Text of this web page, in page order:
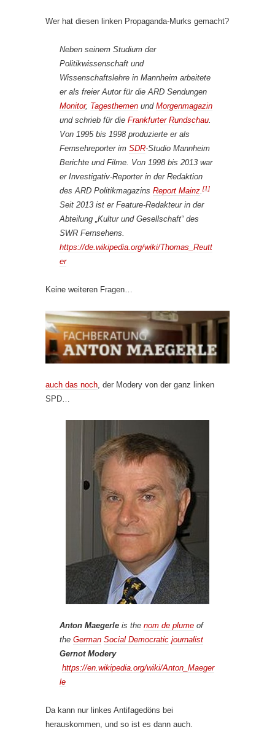
Wer hat diesen linken Propaganda-Murks gemacht?
Neben seinem Studium der
Politikwissenschaft und
Wissenschaftslehre in Mannheim arbeitete
er als freier Autor für die ARD Sendungen
Monitor, Tagesthemen und Morgenmagazin
und schrieb für die Frankfurter Rundschau.
Von 1995 bis 1998 produzierte er als
Fernsehreporter im SDR-Studio Mannheim
Berichte und Filme. Von 1998 bis 2013 war
er Investigativ-Reporter in der Redaktion
des ARD Politikmagazins Report Mainz.[1]
Seit 2013 ist er Feature-Redakteur in der
Abteilung „Kultur und Gesellschaft“ des
SWR Fernsehens.
https://de.wikipedia.org/wiki/Thomas_Reutt
er
Keine weiteren Fragen…
auch das noch , der Modery von der ganz linken
SPD…
Anton Maegerle is the nom de plume of
the German Social Democratic journalist
Gernot Modery
https://en.wikipedia.org/wiki/Anton_Maeger
le
Da kann nur linkes Antifagedöns bei
herauskommen, und so ist es dann auch.